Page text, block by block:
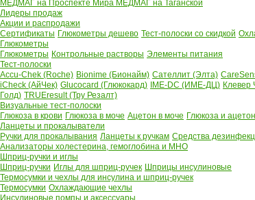
МЕДМАГ на Проспекте Мира МЕДМАГ на Таганской
Лидеры продаж
Акции и распродажи
Сертификаты Глюкометры дешево Тест-полоски со скидкой
Глюкометры
Глюкометры Контрольные растворы Элементы питания
Тест-полоски
Accu-Chek (Roche) Bionime (Бионайм) Сателлит (Элта)
iCheck (АйЧек) Glucocard (Глюкокард) IME-DC (ИМЕ-ДЦ) Клевер
Голд) TRUEresult (Тру Резалт)
Визуальные тест-полоски
Глюкоза в крови Глюкоза в моче Ацетон в моче Глюкоза и
Ланцеты и прокалыватели
Ручки для прокалывания Ланцеты к ручкам Средства
Анализаторы холестерина, гемоглобина и МНО
Шприц-ручки и иглы
Шприц-ручки Иглы для шприц-ручек Шприцы инсулиновые
Термосумки и чехлы для инсулина и шприц-ручек
Термосумки Охлаждающие чехлы
Инсулиновые помпы и аксессуары